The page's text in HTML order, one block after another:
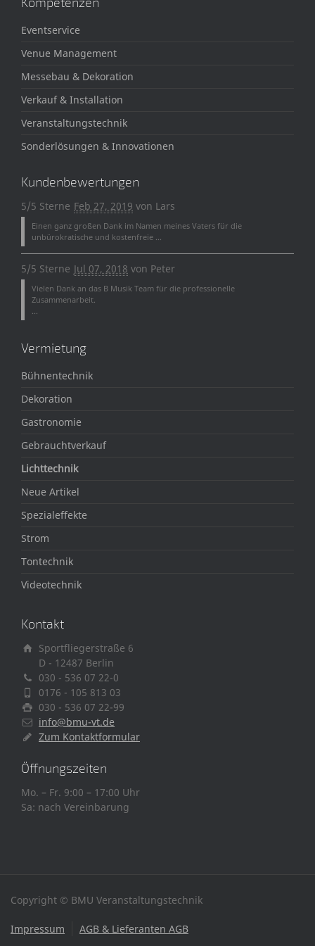
Eventservice
Venue Management
Messebau & Dekoration
Verkauf & Installation
Veranstaltungstechnik
Sonderlösungen & Innovationen
Kundenbewertungen
5/5 Sterne Feb 27, 2019 von Lars
Einen ganz großen Dank im Namen meines Vaters für die
unbürokratische und kostenfreie ...
5/5 Sterne Jul 07, 2018 von Peter
Vielen Dank an das B Musik Team für die professionelle
Zusammenarbeit.
...
Vermietung
Bühnentechnik
Dekoration
Gastronomie
Gebrauchtverkauf
Lichttechnik
Neue Artikel
Spezialeffekte
Strom
Tontechnik
Videotechnik
Kontakt
Sportfliegerstraße 6
D - 12487 Berlin
030 - 536 07 22-0
0176 - 105 813 03
030 - 536 07 22-99
info@bmu-vt.de
Zum Kontaktformular
Öffnungszeiten
Mo. – Fr. 9:00 – 17:00 Uhr
Sa: nach Vereinbarung
Copyright © BMU Veranstaltungstechnik
Impressum AGB & Lieferanten AGB